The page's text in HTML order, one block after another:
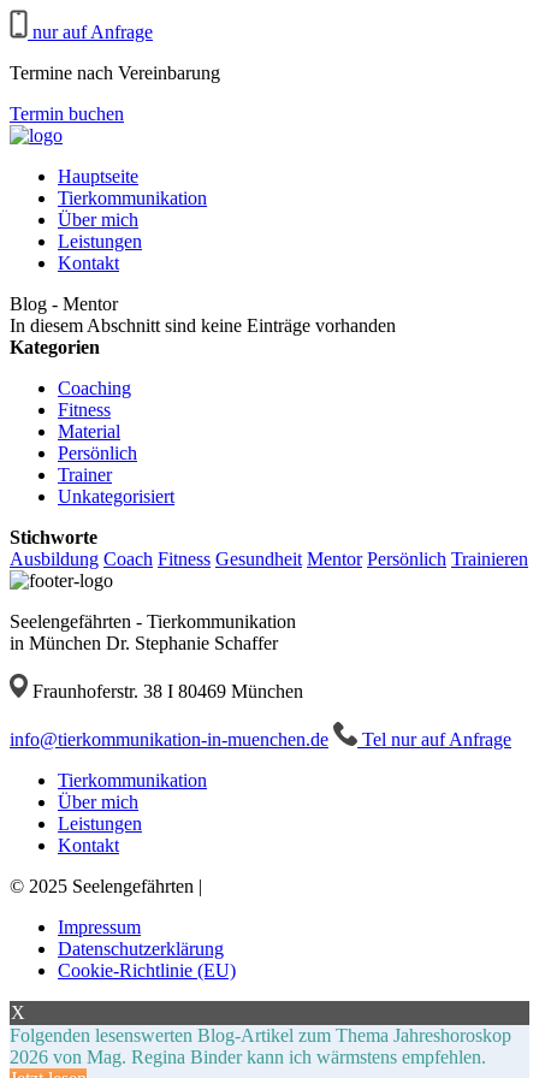
nur auf Anfrage
Termine nach Vereinbarung
Termin buchen
Hauptseite
Tierkommunikation
Über mich
Leistungen
Kontakt
Blog - Mentor
In diesem Abschnitt sind keine Einträge vorhanden
Kategorien
Coaching
Fitness
Material
Persönlich
Trainer
Unkategorisiert
Stichworte
Ausbildung Coach Fitness Gesundheit Mentor Persönlich Trainieren
Seelengefährten - Tierkommunikation
in München Dr. Stephanie Schaffer
Fraunhoferstr. 38 I 80469 München
ed.nehcneum-ni-noitakinummokreit@ofni
Tel nur auf Anfrage
Tierkommunikation
Über mich
Leistungen
Kontakt
© 2025 Seelengefährten |
Impressum
Datenschutzerklärung
Cookie-Richtlinie (EU)
X
Folgenden lesenswerten Blog-Artikel zum Thema Jahreshoroskop
2026 von Mag. Regina Binder kann ich wärmstens empfehlen.